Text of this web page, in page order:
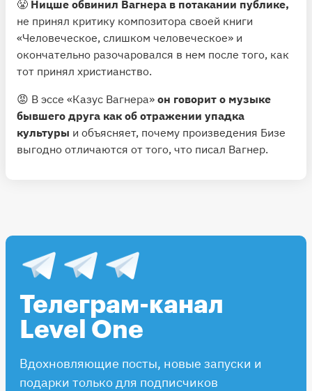
😤 Ницше обвинил Вагнера в потакании публике,
не принял критику композитора своей книги
«Человеческое, слишком человеческое» и
окончательно разочаровался в нем после того, как
тот принял христианство.
😡 В эссе «Казус Вагнера» он говорит о музыке
бывшего друга как об отражении упадка
культуры и объясняет, почему произведения Бизе
выгодно отличаются от того, что писал Вагнер.
Телеграм-канал
Level One
Вдохновляющие посты, новые запуски и
подарки только для подписчиков